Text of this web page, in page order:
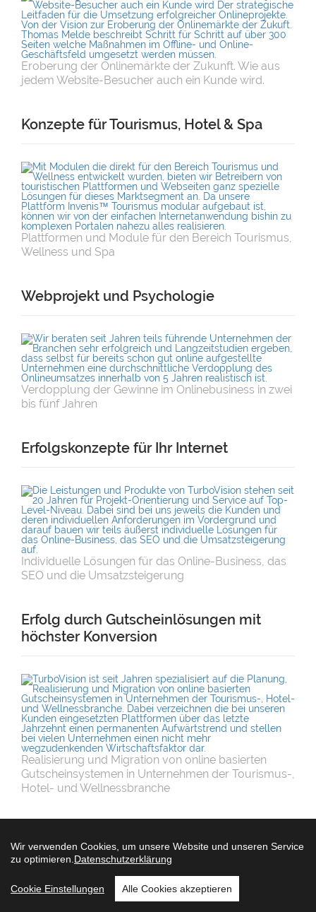
Eroberung der Onlinemärkte der Zukunft. Wie aus
jedem Website-Besucher auch ein Kunde wird.
Konzepte für Tourismus, Hotel & Spa
Plattformen und Module für den Bereich Tourismus,
Wellness und Spa
Webprojekt und Psychologie
Verdopplung der Gewinne im Onlinebusiness in zwei
bis fünf Jahren
Erfolgskonzepte für Ihr Internet
Individuelle Lösungen für das Online-Business, das
SEO und die Umsatzsteigerung
Erfolg durch Gutscheinlösungen mit
höchster Konversion
Realisierung und Migration von online basierten
Gutscheinsystemen in Unternehmen der Tourismus-,
Hotel- und Wellnessbranche
Vision Projekt Nextiq
Technologie DesignConsulting Asset
Wir verwenden Cookies, um unsere Website und unseren Service
zu optimieren. Datenschutzerklärung
Cookie Einstellungen Alle Cookies akzeptieren